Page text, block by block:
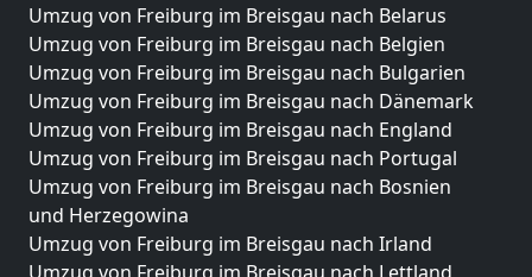
Umzug von Freiburg im Breisgau nach Belarus
Umzug von Freiburg im Breisgau nach Belgien
Umzug von Freiburg im Breisgau nach Bulgarien
Umzug von Freiburg im Breisgau nach Dänemark
Umzug von Freiburg im Breisgau nach England
Umzug von Freiburg im Breisgau nach Portugal
Umzug von Freiburg im Breisgau nach Bosnien
und Herzegowina
Umzug von Freiburg im Breisgau nach Irland